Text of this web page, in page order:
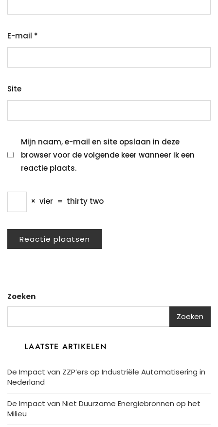
E-mail *
Site
Mijn naam, e-mail en site opslaan in deze
browser voor de volgende keer wanneer ik een
reactie plaats.
× vier = thirty two
Zoeken
Zoeken
LAATSTE ARTIKELEN
De Impact van ZZP’ers op Industriële Automatisering in
Nederland
De Impact van Niet Duurzame Energiebronnen op het
Milieu